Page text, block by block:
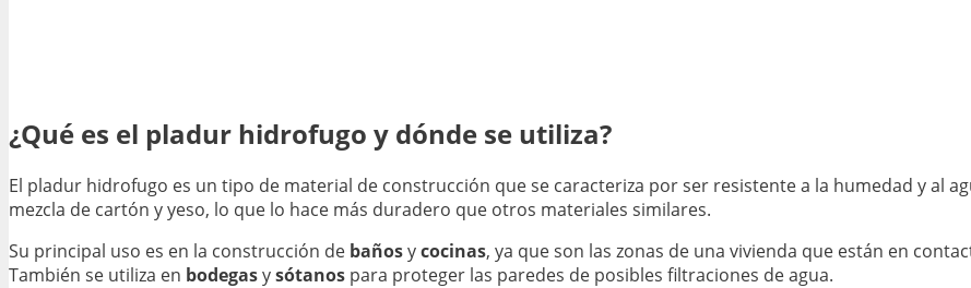
¿Qué es el pladur hidrofugo y dónde se utiliza?
El pladur hidrofugo es un tipo de material de construcción que se caracteriza por ser resistente a la humedad y al
mezcla de cartón y yeso, lo que lo hace más duradero que otros materiales similares.
Su principal uso es en la construcción de bañosycocinas, ya que son las zonas de una vivienda que están en
También se utiliza en bodegasysótanos para proteger las paredes de posibles filtraciones de agua.